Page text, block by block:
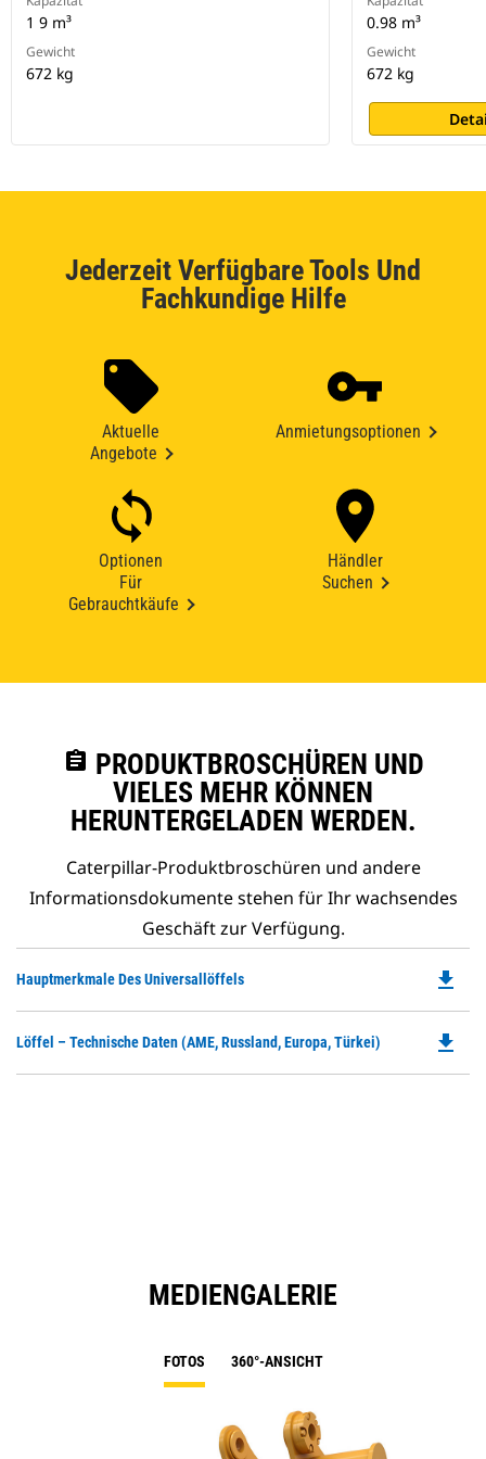
1 9 m³
Gewicht
672 kg
0.98 m³
Gewicht
672 kg
Jederzeit Verfügbare Tools Und
Fachkundige Hilfe
Aktuelle
Angebote
Anmietungsoptionen
Optionen
Für
Gebrauchtkäufe
Händler
Suchen
assignment PRODUKTBROSCHÜREN UND
VIELES MEHR KÖNNEN
HERUNTERGELADEN WERDEN.
Caterpillar-Produktbroschüren und andere
Informationsdokumente stehen für Ihr wachsendes
Geschäft zur Verfügung.
Hauptmerkmale Des Universallöffels
a
file_download
Löffel – Technische Daten (AME, Russland, Europa, Türkei) file_download
MEDIENGALERIE
FOTOS 360°-ANSICHT